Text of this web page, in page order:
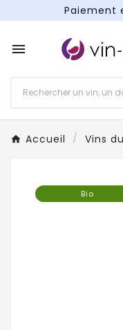
Paiement
Paiement

Accueil Vins
Bio